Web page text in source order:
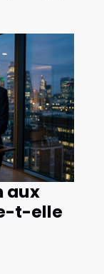
aux
t-elle